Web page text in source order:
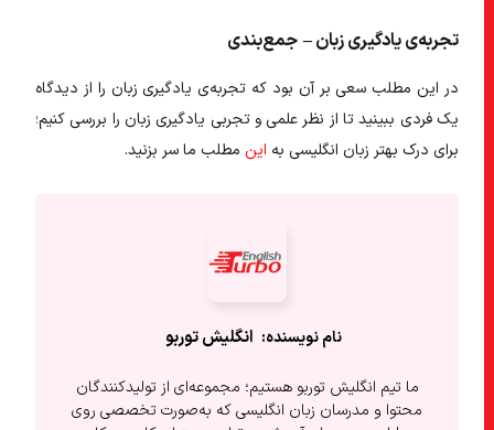
تجربه‌ی یادگیری زبان – جمع‌بندی
در این مطلب سعی بر آن بود که تجربه‌ی یادگیری زبان را از دیدگاه
یک فردی ببینید تا از نظر علمی و تجربی یادگیری زبان را بررسی کنیم؛
برای درک بهتر زبان انگلیسی بهاینمطلب ما سر بزنید.
انگلیش‌ توربو
ما تیم انگلیش توربو هستیم؛ مجموعه‌ای از تولیدکنندگان
محتوا و مدرسان زبان انگلیسی که به‌صورت تخصصی روی